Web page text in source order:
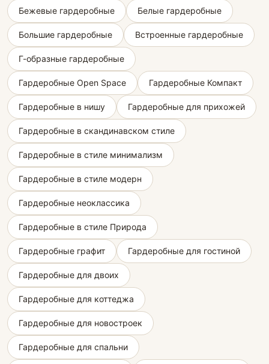
Бежевые гардеробные Белые гардеробные
Большие гардеробные Встроенные гардеробные
Г-образные гардеробные
Гардеробные Open Space Гардеробные Компакт
Гардеробные в нишу Гардеробные для прихожей
Гардеробные в скандинавском стиле
Гардеробные в стиле минимализм
Гардеробные в стиле модерн
Гардеробные неоклассика
Гардеробные в стиле Природа
Гардеробные графит Гардеробные для гостиной
Гардеробные для двоих
Гардеробные для коттеджа
Гардеробные для новостроек
Гардеробные для спальни